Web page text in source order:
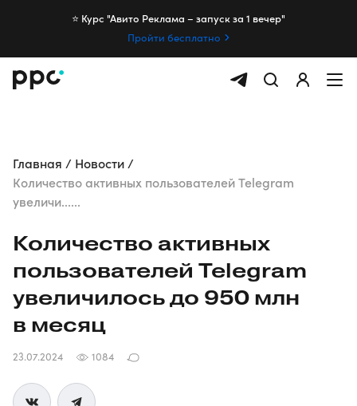
⭐️ Курс "Авито Реклама – запуск за 1 вечер"
Пройти бесплатно
Главная
Новости
Количество активных пользователей Telegram
увеличи......
Количество активных
пользователей Telegram
увеличилось до 950 млн
в месяц
23.07.2024 1084